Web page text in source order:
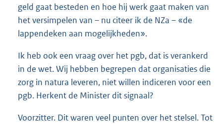
geld gaat besteden en hoe hij werk gaat maken van
het versimpelen van – nu citeer ik de NZa – «de
lappendeken aan mogelijkheden».
Ik heb ook een vraag over het pgb, dat is verankerd
in de wet. Wij hebben begrepen dat organisaties die
zorg in natura leveren, niet willen indiceren voor een
pgb. Herkent de Minister dit signaal?
Voorzitter. Dit waren veel punten over het stelsel. Tot